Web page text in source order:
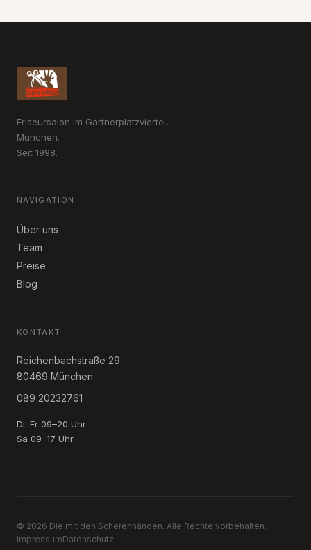
Friseursalon im Gärtnerplatzviertel,
München.
Seit 1998.
NAVIGATION
Über uns
Team
Preise
Blog
KONTAKT
Reichenbachstraße 29
80469 München
089 20232761
Di–Fr 09–20 Uhr
Sa 09–17 Uhr
© 2026 Die mit den Scherenhänden. Alle Rechte vorbehalten.
ImpressumDatenschutz